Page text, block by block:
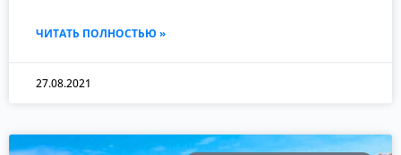
ЧИТАТЬ ПОЛНОСТЬЮ »
27.08.2021